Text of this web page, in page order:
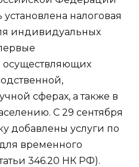
налоговая
индивидуальных
осуществляющих
сферах, а также в
С 29 сентября
добавлены услуги по
временного
346.20 НК РФ).